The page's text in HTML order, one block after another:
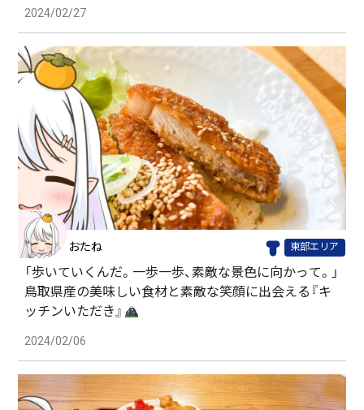
2024/02/27
おたね 東部エリア
「歩いていくんだ。一歩一歩、素敵な景色に向かって。」
鳥取県産の美味しい食材と素敵な笑顔に出会える『キ
ッチンいただき』
2024/02/06